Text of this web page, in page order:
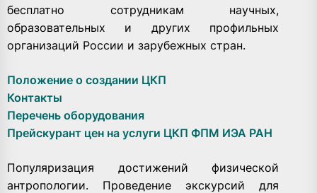
бесплатно сотрудникам научных,
образовательных и других профильных
организаций России и зарубежных стран.
Положение о создании ЦКП
Контакты
Перечень оборудования
Прейскурант цен на услуги ЦКП ФПМ ИЭА РАН
Популяризация достижений физической
антропологии. Проведение экскурсий для